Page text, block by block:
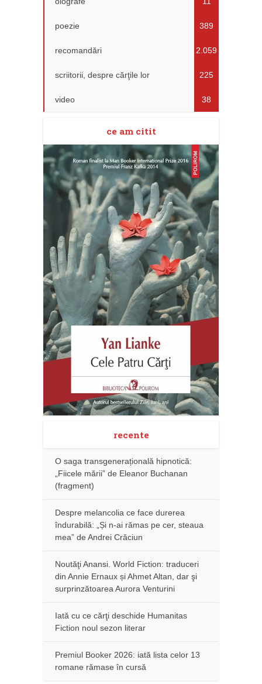
poezie 389
recomandări 2.059
scriitorii, despre cărţile lor 225
video 38
ce am citit
recente
O saga transgenerațională hipnotică:
„Fiicele mării” de Eleanor Buchanan
(fragment)
Despre melancolia ce face durerea
îndurabilă: „Și n-ai rămas pe cer, steaua
mea” de Andrei Crăciun
Noutăţi Anansi. World Fiction: traduceri
din Annie Ernaux și Ahmet Altan, dar şi
surprinzătoarea Aurora Venturini
Iată cu ce cărţi deschide Humanitas
Fiction noul sezon literar
Premiul Booker 2026: iată lista celor 13
romane rămase în cursă